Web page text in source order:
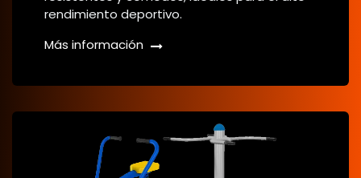
rendimiento deportivo.
Más información